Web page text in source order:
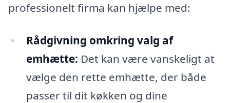
professionelt firma kan hjælpe med:
Rådgivning omkring valg af
emhætte: Det kan være vanskeligt at
vælge den rette emhætte, der både
passer til dit køkken og dine